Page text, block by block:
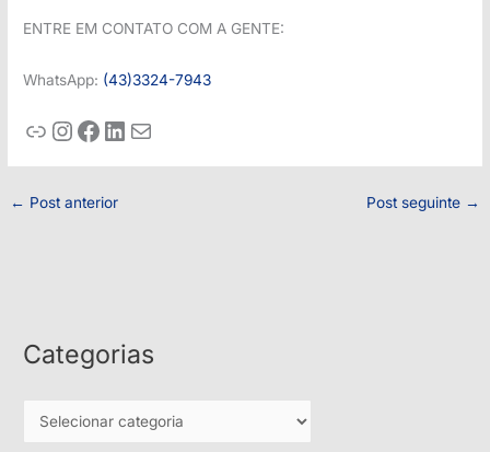
ENTRE EM CONTATO COM A GENTE:
WhatsApp: (43)3324-7943
Whatsapp
Instagram
Facebook
LinkedIn
E-mail
← Post anterior Post seguinte →
Categorias